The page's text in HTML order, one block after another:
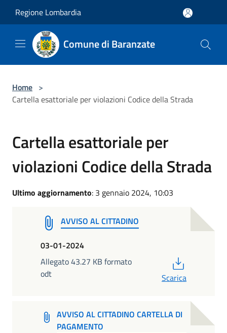
Regione Lombardia
Comune di Baranzate
Home >
Cartella esattoriale per violazioni Codice della Strada
Cartella esattoriale per
violazioni Codice della Strada
Ultimo aggiornamento: 3 gennaio 2024, 10:03
AVVISO AL CITTADINO
03-01-2024
Allegato 43.27 KB formato
odt
Scarica
AVVISO AL CITTADINO CARTELLA DI
PAGAMENTO